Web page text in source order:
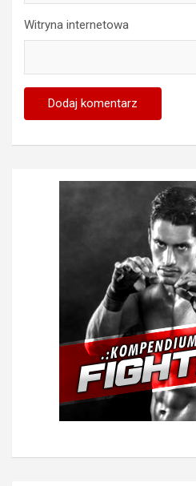
Witryna internetowa